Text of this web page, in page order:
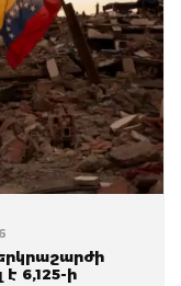
6,125-ի